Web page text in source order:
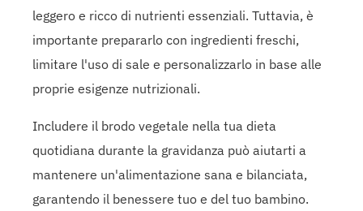
leggero e ricco di nutrienti essenziali. Tuttavia, è
importante prepararlo con ingredienti freschi,
limitare l'uso di sale e personalizzarlo in base alle
proprie esigenze nutrizionali.
Includere il brodo vegetale nella tua dieta
quotidiana durante la gravidanza può aiutarti a
mantenere un'alimentazione sana e bilanciata,
garantendo il benessere tuo e del tuo bambino.